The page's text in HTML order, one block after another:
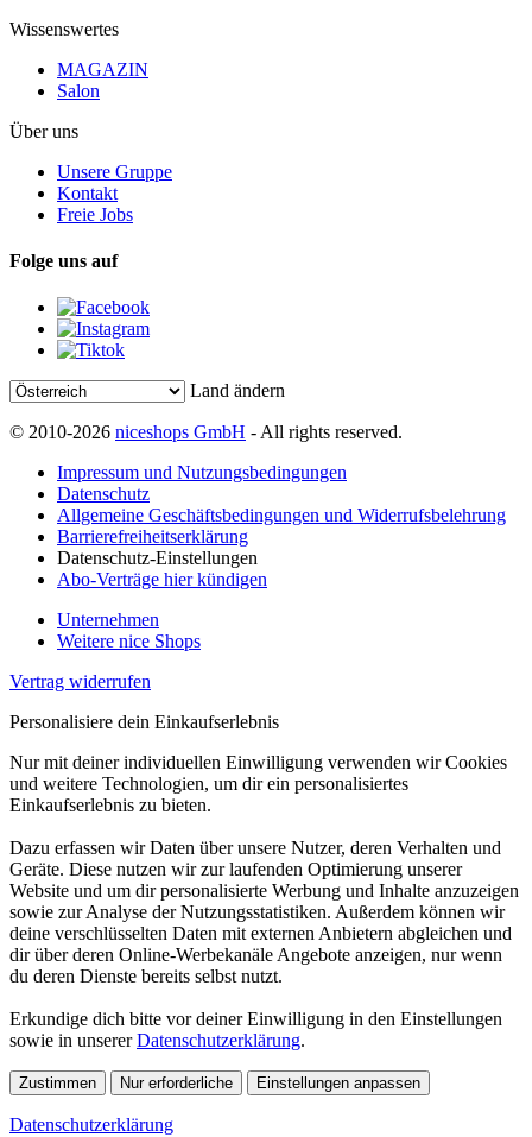
Wissenswertes
MAGAZIN
Salon
Über uns
Unsere Gruppe
Kontakt
Freie Jobs
Folge uns auf
Land ändern
© 2010-2026 niceshops GmbH - All rights reserved.
Impressum und Nutzungsbedingungen
Datenschutz
Allgemeine Geschäftsbedingungen und Widerrufsbelehrung
Barrierefreiheitserklärung
Datenschutz-Einstellungen
Abo-Verträge hier kündigen
Unternehmen
Weitere nice Shops
Vertrag widerrufen
Personalisiere dein Einkaufserlebnis
Nur mit deiner individuellen Einwilligung verwenden wir Cookies
und weitere Technologien, um dir ein personalisiertes
Einkaufserlebnis zu bieten.
Dazu erfassen wir Daten über unsere Nutzer, deren Verhalten und
Geräte. Diese nutzen wir zur laufenden Optimierung unserer
Website und um dir personalisierte Werbung und Inhalte anzuzeigen
sowie zur Analyse der Nutzungsstatistiken. Außerdem können wir
deine verschlüsselten Daten mit externen Anbietern abgleichen und
dir über deren Online-Werbekanäle Angebote anzeigen, nur wenn
du deren Dienste bereits selbst nutzt.
Erkundige dich bitte vor deiner Einwilligung in den Einstellungen
sowie in unsererDatenschutzerklärung.
Zustimmen Nur erforderliche Einstellungen anpassen
Datenschutzerklärung